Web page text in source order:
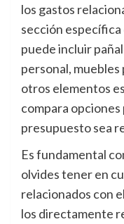
los gastos
sección
puede incluir
personal, muebles
otros elementos
compara
presupuesto sea
Es fundamental
olvides tener en
relacionados con
los directamente